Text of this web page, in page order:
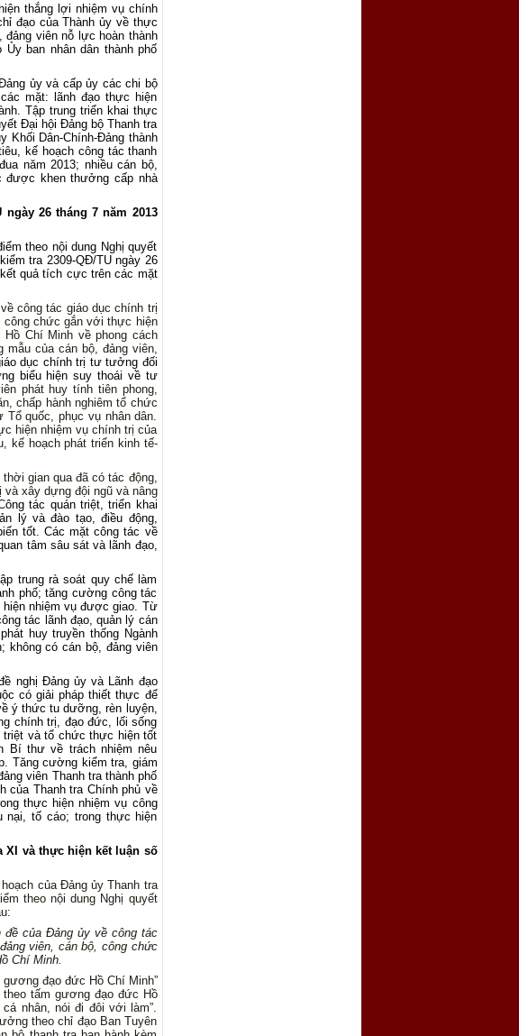
thắng lợi nhiệm vụ chính
đạo của Thành ủy về thực
đảng viên nỗ lực hoàn thành
ban nhân dân thành phố
ủy và cấp ủy các chi bộ
mặt: lãnh đạo thực hiện
Tập trung triển khai thực
Đại hội Đảng bộ Thanh tra
Khối Dân-Chính-Đảng thành
kế hoạch công tác thanh
năm 2013; nhiều cán bộ,
được khen thưởng cấp nhà
26 tháng 7 năm 2013
theo nội dung Nghị quyết
tra 2309-QĐ/TU ngày 26
quả tích cực trên các mặt
công tác giáo dục chính trị
công chức gắn với thực hiện
Chí Minh về phong cách
của cán bộ, đảng viên,
dục chính trị tư tưởng đối
biểu hiện suy thoái về tư
phát huy tính tiên phong,
chấp hành nghiêm tổ chức
quốc, phục vụ nhân dân.
hiện nhiệm vụ chính trị của
kế hoạch phát triển kinh tế-
gian qua đã có tác động,
xây dựng đội ngũ và nâng
ông tác quán triệt, triển khai
lý và đào tạo, điều động,
tốt. Các mặt công tác về
tâm sâu sát và lãnh đạo,
trung rà soát quy chế làm
phố; tăng cường công tác
nhiệm vụ được giao. Từ
tác lãnh đạo, quản lý cán
huy truyền thống Ngành
không có cán bộ, đảng viên
nghị Đảng ủy và Lãnh đạo
có giải pháp thiết thực để
ý thức tu dưỡng, rèn luyện,
chính trị, đạo đức, lối sống
triệt và tổ chức thực hiện tốt
Bí thư về trách nhiệm nêu
Tăng cường kiểm tra, giám
viên Thanh tra thành phố
của Thanh tra Chính phủ về
thực hiện nhiệm vụ công
nại, tố cáo; trong thực hiện
XI và thực hiện kết luận số
của Đảng ủy Thanh tra
theo nội dung Nghị quyết
đề của Đảng ủy về công tác
viên, cán bộ, công chức
Chí Minh.
đạo đức Hồ Chí Minh”
theo tấm gương đạo đức Hồ
nhân, nói đi đôi với làm”.
theo chỉ đạo Ban Tuyên